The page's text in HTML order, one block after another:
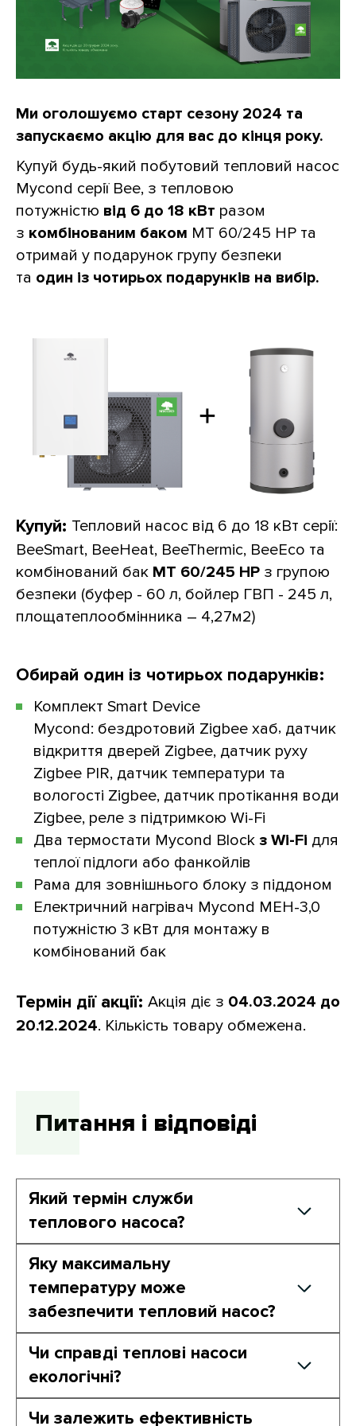
Ми оголошуємо старт сезону 2024 та
запускаємо акцію для вас до кінця року.
Купуй будь-який побутовий тепловий насос
Mycond серії Bee, з тепловою
потужністю від 6 до 18 кВт разом
з комбінованим баком MT 60/245 HP та
отримай у подарунок групу безпеки
та один із чотирьох подарунків на вибір.
Купуй: Тепловий насос від 6 до 18 кВт серії:
BeeSmart, BeeHeat, BeeThermic, BeeEco та
комбінований бак MT 60/245 HP з групою
безпеки (буфер - 60 л, бойлер ГВП - 245 л,
площатеплообмінника – 4,27м2)
Обирай один із чотирьох подарунків:
Комплект Smart Device
Mycond: бездротовий Zigbee хаб, датчик
відкриття дверей Zigbeе, датчик руху
Zigbee PIR, датчик температури та
вологості Zigbee, датчик протікання води
Zigbee, реле з підтримкою Wi-Fi
Два термостати Mycond Block з Wi-Fi для
теплої підлоги або фанкойлів
Рама для зовнішнього блоку з піддоном
Електричний нагрівач Mycond MEH-3,0
потужністю 3 кВт для монтажу в
комбінований бак
Термін дії акції: Акція діє з 04.03.2024 до
20.12.2024. Кількість товару обмежена.
Питання і відповіді
Який термін служби
теплового насоса?
правильному обслуговуванні.
Яку максимальну
температуру може
забезпечити тепловий насос?
досягати 55-60°C, залежно від моделі.
Чи справді теплові насоси
екологічні?
Чи залежить ефективність